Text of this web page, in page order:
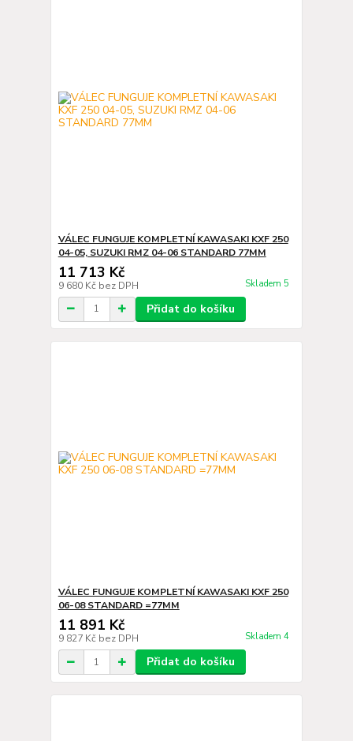
VÁLEC FUNGUJE KOMPLETNÍ KAWASAKI KXF 250
04-05, SUZUKI RMZ 04-06 STANDARD 77MM
11 713 Kč
9 680 Kč bez DPH Skladem 5
Přidat do košíku
VÁLEC FUNGUJE KOMPLETNÍ KAWASAKI KXF 250
06-08 STANDARD =77MM
11 891 Kč
9 827 Kč bez DPH Skladem 4
Přidat do košíku